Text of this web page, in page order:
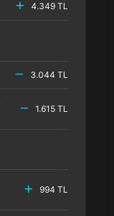
4.349 TL
3.044 TL
1.615 TL
994 TL